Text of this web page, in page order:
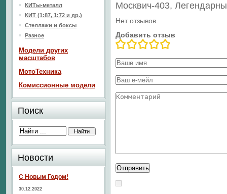
Москвич-403,
Нет отзывов.
Добавить отзыв
КИТы-металл
КИТ (1:87, 1:72 и др.)
Стеллажи и боксы
Разное
Модели других
масштабов
МотоТехника
Комиссионные модели
Поиск
Новости
С Новым Годом!
30.12.2022